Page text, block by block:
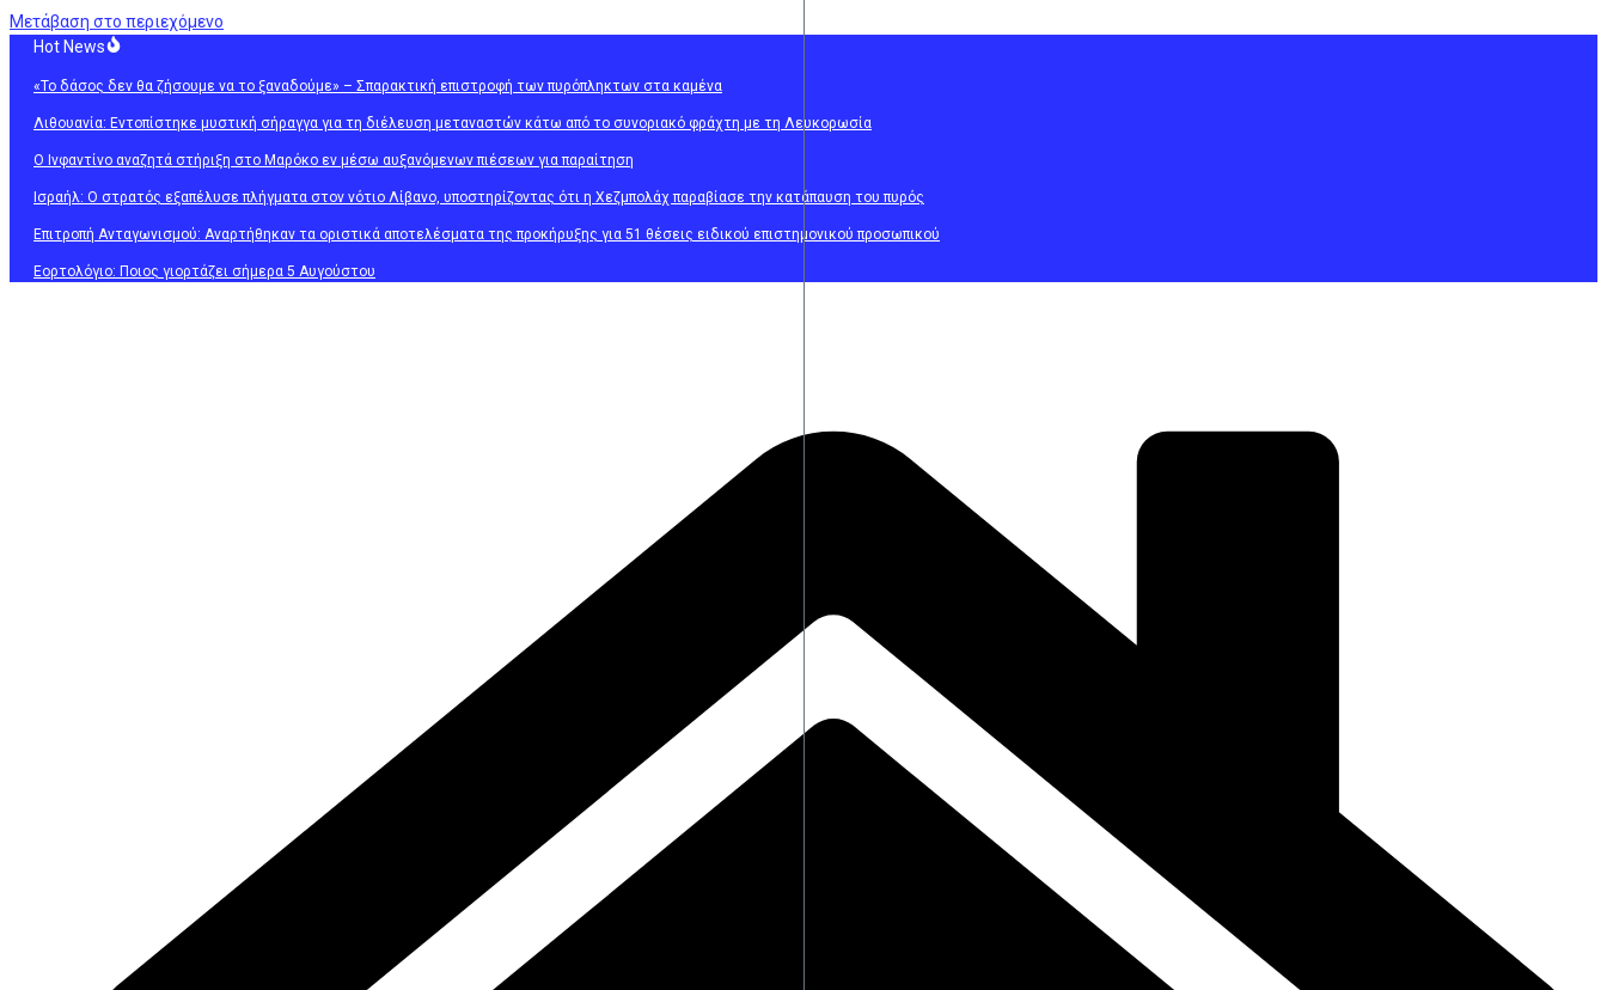
Μετάβαση στο περιεχόμενο
Hot News
«Το δάσος δεν θα ζήσουμε να το ξαναδούμε» – Σπαρακτική επιστροφή των πυρόπληκτων στα καμένα
Λιθουανία: Εντοπίστηκε μυστική σήραγγα για τη διέλευση μεταναστών κάτω από το συνοριακό φράχτη με τη Λευκορωσία
Ο Ινφαντίνο αναζητά στήριξη στο Μαρόκο εν μέσω αυξανόμενων πιέσεων για παραίτηση
Ισραήλ: Ο στρατός εξαπέλυσε πλήγματα στον νότιο Λίβανο, υποστηρίζοντας ότι η Χεζμπολάχ παραβίασε την κατάπαυση του πυρός
Επιτροπή Ανταγωνισμού: Αναρτήθηκαν τα οριστικά αποτελέσματα της προκήρυξης για 51 θέσεις ειδικού επιστημονικού προσωπικού
Εορτολόγιο: Ποιος γιορτάζει σήμερα 5 Αυγούστου